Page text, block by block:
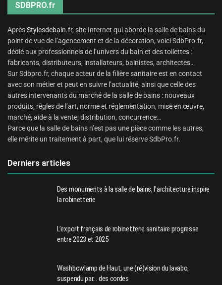
SDBPRO.fr
AprèsStylesdebain.fr, site Internet qui aborde la salle de bains du
point de vue de l’agencement et de la décoration, voici SdbPro.fr,
dédié aux professionnels de l’univers du bain et des toilettes :
fabricants, distributeurs, installateurs, bainistes, architectes…
Sur Sdbpro.fr, chaque acteur de la filière sanitaire est en contact
avec son métier et peut en suivre l’actualité, ainsi que celle des
autres intervenants du marché de la salle de bains : nouveaux
produits, règles de l’art, norme et réglementation, mise en œuvre,
marché, aide à la vente, distribution, concurrence…
Parce que la salle de bains n’est pas une pièce comme les autres,
elle mérite un traitement à part, que lui réserve SdbPro.fr.
Derniers articles
Des monuments à la salle de bains, l’architecture inspire
la robinetterie
L’export français de robinetterie sanitaire progresse
entre 2023 et 2025
Washbowlamp de Haut, une (ré)vision du lavabo,
suspendu par… des cordes